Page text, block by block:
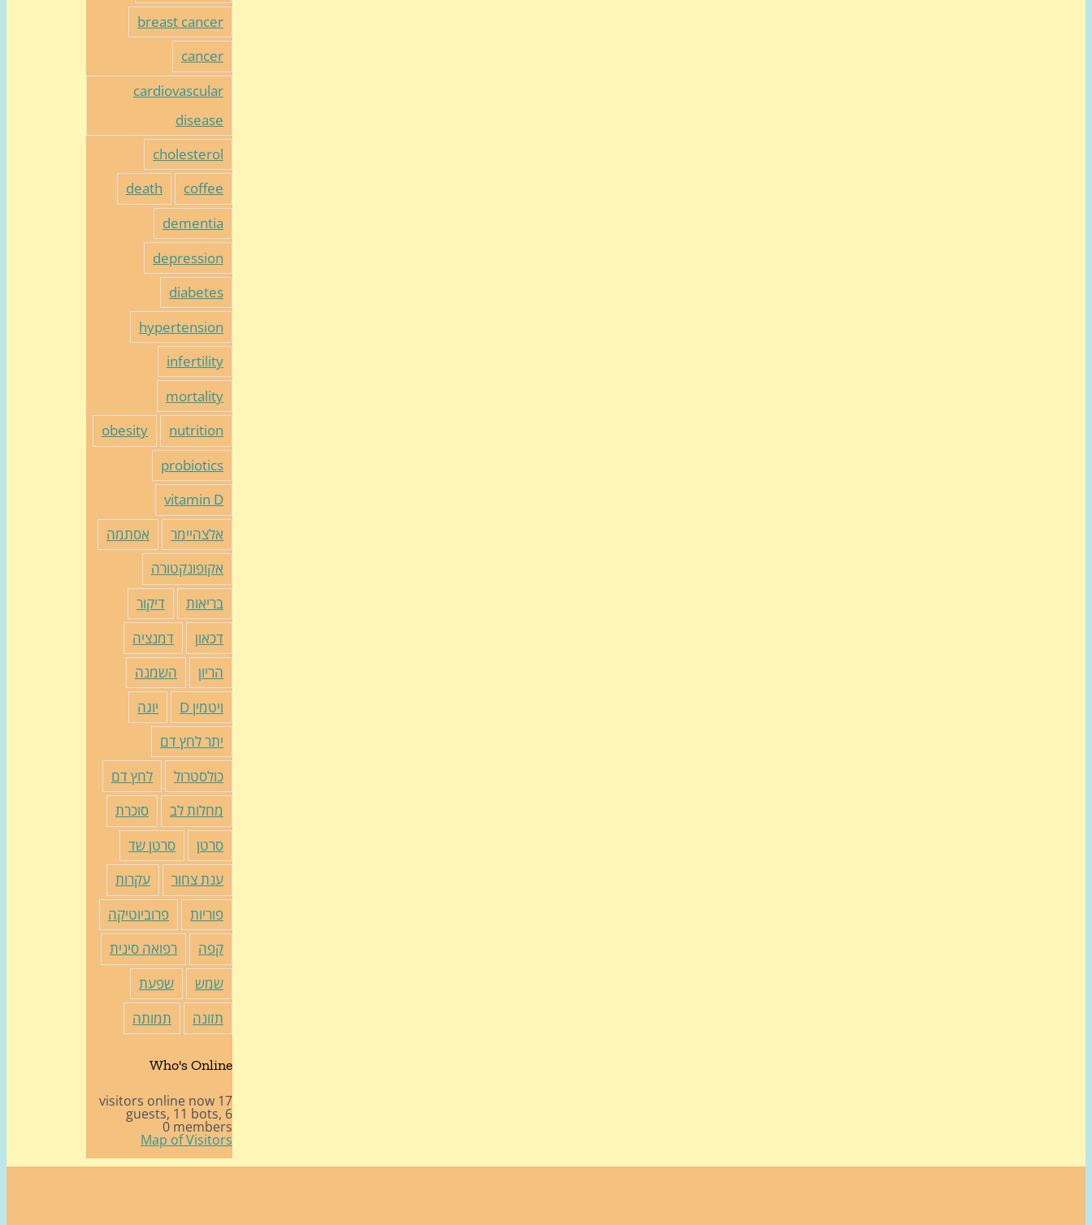
breast cancer
cancer
cardiovascular
disease
cholesterol
coffee
death
dementia
depression
diabetes
hypertension
infertility
mortality
nutrition
obesity
probiotics
vitamin D
אלצהיימר
אסתמה
אקופונקטורה
בריאות
דיקור
דכאון
דמנציה
הריון
השמנה
ויטמין D
יוגה
יתר לחץ דם
כולסטרול
לחץ דם
מחלות לב
סוכרת
סרטן
סרטן שד
ענת צחור
עקרות
פוריות
פרוביוטיקה
קפה
רפואה סינית
שמש
שפעת
תזונה
תמותה
Who's Online
17 visitors online now
6 guests,
11 bots,
0 members
Map of Visitors